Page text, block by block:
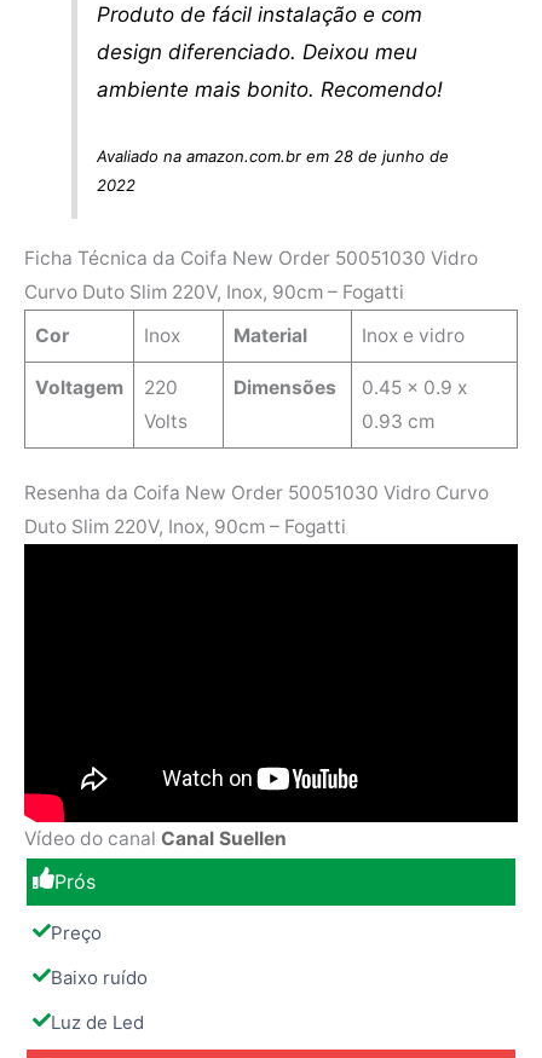
Produto de fácil instalação e com
design diferenciado. Deixou meu
ambiente mais bonito. Recomendo!
Avaliado na amazon.com.br em 28 de junho de
2022
Ficha Técnica da Coifa New Order 50051030 Vidro
Curvo Duto Slim 220V, Inox, 90cm – Fogatti
Cor
Inox Material Inox e vidro
Voltagem
220
Volts
Dimensões
0.45 x 0.9 x
0.93 cm
Resenha da Coifa New Order 50051030 Vidro Curvo
Duto Slim 220V, Inox, 90cm – Fogatti
Vídeo do canal Canal Suellen
Prós
Preço
Baixo ruído
Luz de Led